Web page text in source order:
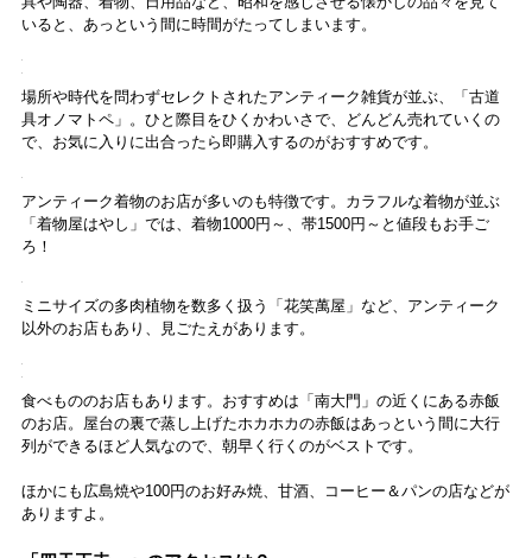
至る「白道」、「瑠璃光の池」「極楽の池」と名が付く2つの池 を配
しています。
庭園では湯屋方丈にも注目を。江戸時代初期に建立され、幾度も戦災
を免れた伽藍で国の重要文化財にも指定されています。
見事なハスが広がる「極楽の池」の脇には、洋風建築「八角亭」も。
明治36年（1903）の第5回内国観業博覧会のパビリオンが移築された
もので、今は穴場のフォトスポットになっています。
御朱印は20種以上もありますが、王道なら「聖徳太子」と書かれた
すすめ。御朱印は「西大門」近くの「納経所」で授与されています。
左から「浪速無地帖」1500円、「四天王寺 無地宝印帖」1200円
オリジナルの御朱印帳も要チェック。開くと「浪速名所図屛風」の一
リーンの「四天王寺 無地宝印帖」には、「大日本佛法最初 四天王寺」
と書かれています。